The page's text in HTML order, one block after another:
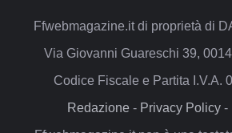
Ffwebmagazine.it di proprietà di
Via Giovanni Guareschi 39,
Codice Fiscale e Partita I.V.A.
Redazione- Privacy Policy-